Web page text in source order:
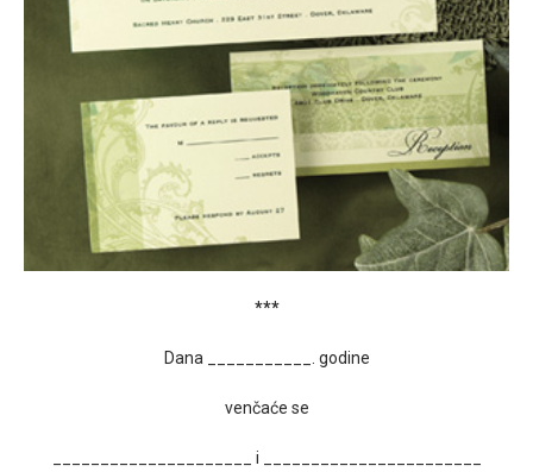
***
Dana ___________. godine
venčaće se
_____________________ i _______________________